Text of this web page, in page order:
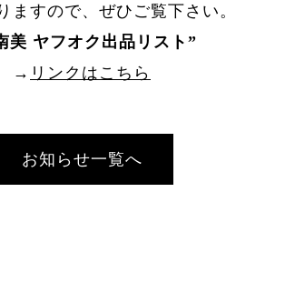
ますので、ぜひご覧下さい。
美 ヤフオク出品リスト”
→ リンクはこちら
お知らせ一覧へ